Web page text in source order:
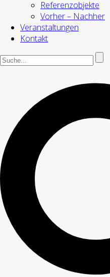
Referenzobjekte
Vorher – Nachher
Veranstaltungen
Kontakt